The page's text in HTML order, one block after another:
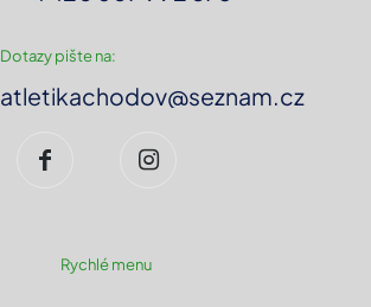
Dotazy pište na:
atletikachodov@seznam.cz
Rychlé menu